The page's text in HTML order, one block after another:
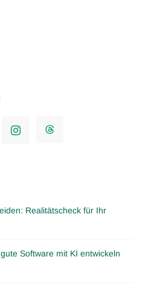
Realitätscheck für Ihr
Software mit KI entwickeln